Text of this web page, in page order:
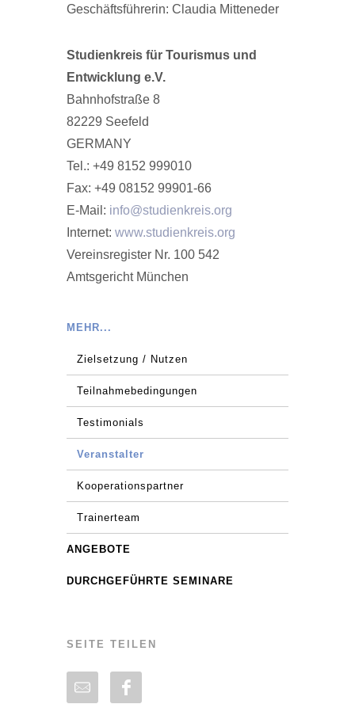
Geschäftsführerin: Claudia Mitteneder
Studienkreis für Tourismus und
Entwicklung e.V.
Bahnhofstraße 8
82229 Seefeld
GERMANY
Tel.: +49 8152 999010
Fax: +49 08152 99901-66
E-Mail: info@studienkreis.org
Internet: www.studienkreis.org
Vereinsregister Nr. 100 542
Amtsgericht München
MEHR...
Zielsetzung / Nutzen
Teilnahmebedingungen
Testimonials
Veranstalter
Kooperationspartner
Trainerteam
ANGEBOTE
DURCHGEFÜHRTE SEMINARE
SEITE TEILEN